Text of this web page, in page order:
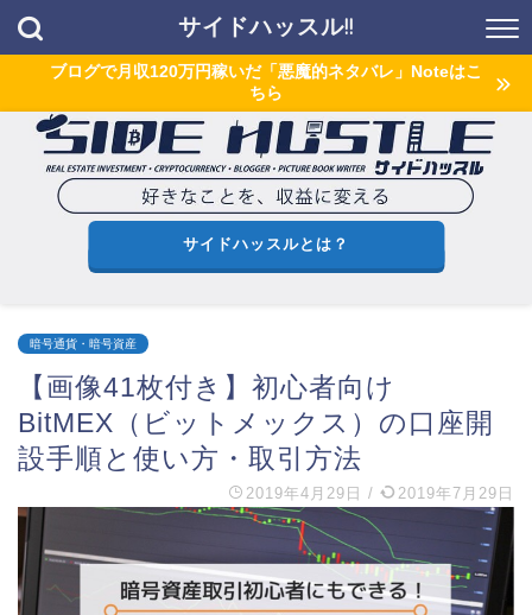
サイドハッスル!!
ブログで月収120万円稼いだ「悪魔的ネタバレ」Noteはこ
ちら
サイドハッスルとは？
暗号通貨・暗号資産
【画像41枚付き】初心者向け
BitMEX（ビットメックス）の口座開
設手順と使い方・取引方法
2019年4月29日 / 2019年7月29日